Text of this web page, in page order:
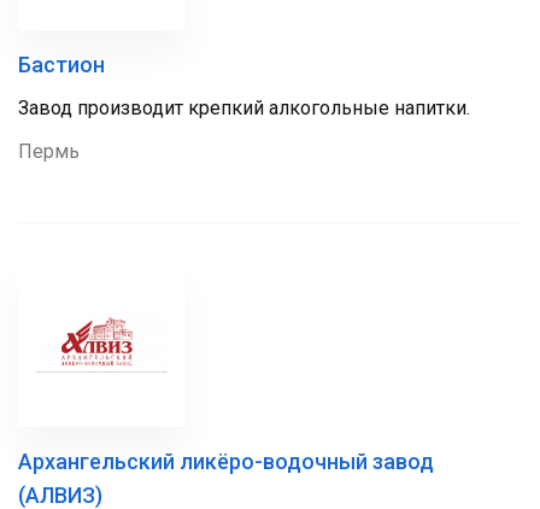
Бастион
Завод производит крепкий алкогольные напитки.
Пермь
Архангельский ликёро-водочный завод
(АЛВИЗ)